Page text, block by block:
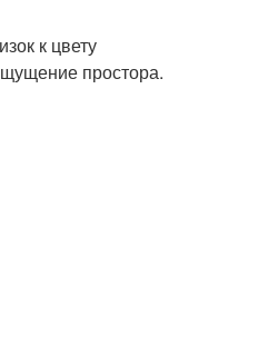
к цвету
простора.